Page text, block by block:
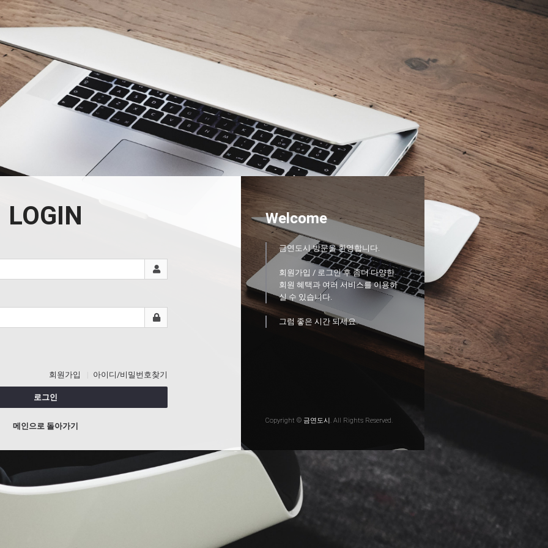
LOGIN
회원가입 아이디/비밀번호찾기
로그인
메인으로 돌아가기
Welcome
금연도시 방문을 환영합니다.
회원가입 / 로그인 후 좀더 다양한
회원 혜택과 여러 서비스를 이용하
실 수 있습니다.
그럼 좋은 시간 되세요.
Copyright © 금연도시. All Rights Reserved.